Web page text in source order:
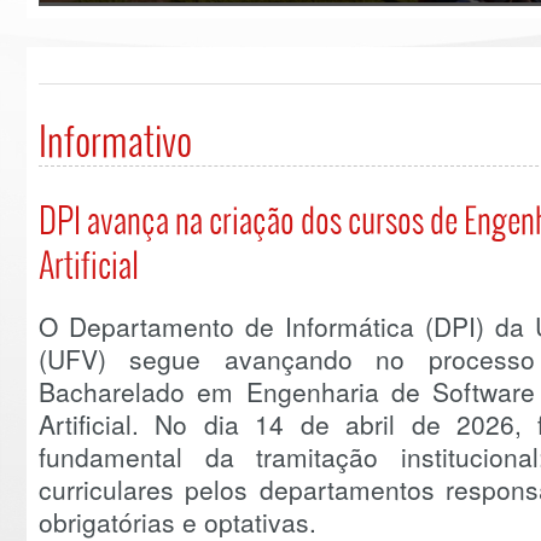
Informativo
DPI avança na criação dos cursos de
Artificial
O Departamento de Informática (DPI) da
(UFV) segue avançando no
Bacharelado em Engenharia de
Artificial. No dia 14 de abril de 2026,
fundamental da tramitação
curriculares pelos departamentos
obrigatórias e optativas.